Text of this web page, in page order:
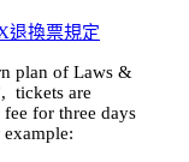
退換票規定
plan of Laws &
tickets are
for three days